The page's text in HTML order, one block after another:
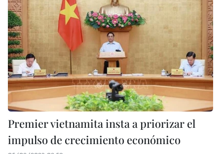
Premier vietnamita insta a priorizar el
impulso de crecimiento económico